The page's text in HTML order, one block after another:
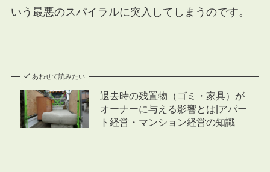
いう最悪のスパイラルに突入してしまうのです。
あわせて読みたい
退去時の残置物（ゴミ・家具）が
オーナーに与える影響とは|アパー
ト経営・マンション経営の知識